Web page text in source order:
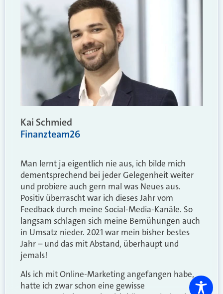
Kai Schmied
Finanzteam26
Man lernt ja eigentlich nie aus, ich bilde mich
dementsprechend bei jeder Gelegenheit weiter
und probiere auch gern mal was Neues aus.
Positiv überrascht war ich dieses Jahr vom
Feedback durch meine Social-Media-Kanäle. So
langsam schlagen sich meine Bemühungen auch
in Umsatz nieder. 2021 war mein bisher bestes
Jahr – und das mit Abstand, überhaupt und
jemals!
Als ich mit Online-Marketing angefangen habe,
hatte ich zwar schon eine gewisse